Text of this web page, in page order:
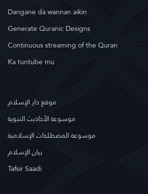
Dangane da wannan aikin
Generate Quranic Designs
Continuous streaming of the Quran
Ka tuntube mu
موقع دار الإسلام
موسوعة الأحاديث النبوية
موسوعة المصطلحات الإسلامية
بيان الإسلام
Tafsir Saadi